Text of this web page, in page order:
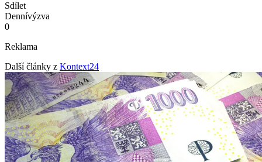
Sdílet
Dennívýzva
0
Reklama
Další články z Kontext24